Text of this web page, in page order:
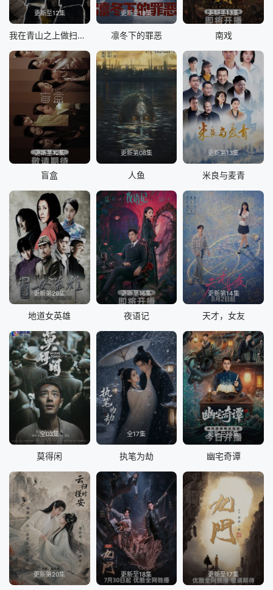
更新至12集
我在青山之上做扫地担当
更新至18集
凛冬下的罪恶
更新至13集
南戏
更新至12集
盲盒
更新第08集
人鱼
更新第13集
米良与麦青
更新第26集
地道女英雄
更新至16集
夜语记
更新第14集
天才，女友
全03集
莫得闲
全17集
执笔为劫
更新至15集
幽宅奇谭
更新第20集 更新至18集 更新至17集